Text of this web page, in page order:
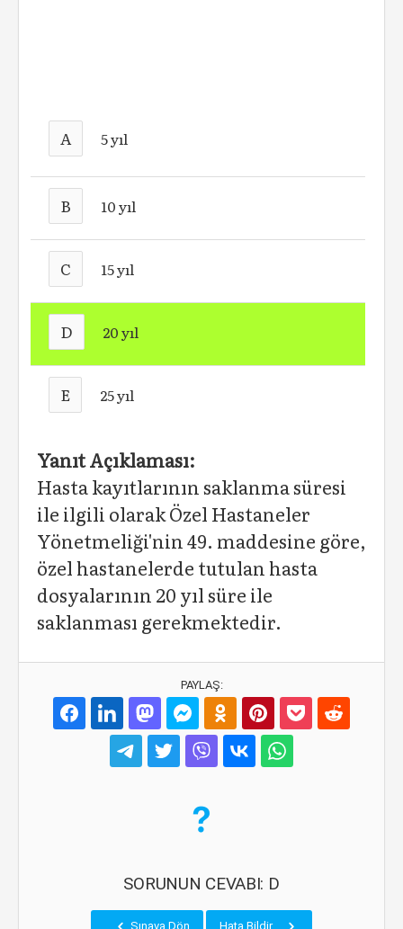
A 5 yıl
B 10 yıl
C 15 yıl
D 20 yıl
E 25 yıl
Yanıt Açıklaması:
Hasta kayıtlarının saklanma süresi
ile ilgili olarak Özel Hastaneler
Yönetmeliği'nin 49. maddesine göre,
özel hastanelerde tutulan hasta
dosyalarının 20 yıl süre ile
saklanması gerekmektedir.
PAYLAŞ:
SORUNUN CEVABI: D
Sınava Dön Hata Bildir